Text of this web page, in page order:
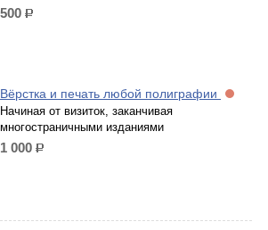
500 р.
Вёрстка и печать любой полиграфии
Начиная от визиток, заканчивая
многостраничными изданиями
1 000 р.